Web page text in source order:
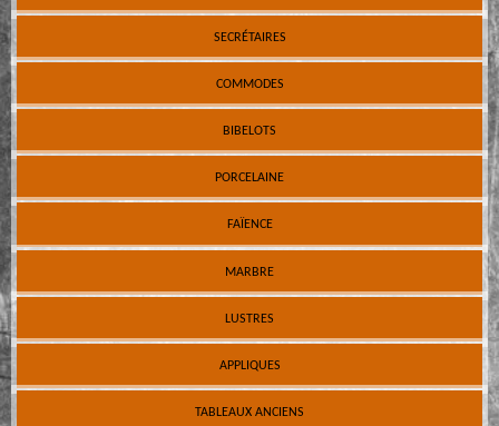
SECRÉTAIRES
COMMODES
BIBELOTS
PORCELAINE
FAÏENCE
MARBRE
LUSTRES
APPLIQUES
TABLEAUX ANCIENS